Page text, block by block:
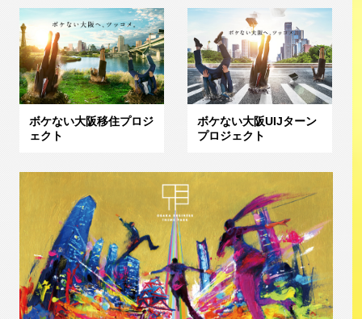
ボケない大阪移住プロジ
ェクト
ボケない大阪UIJターン
プロジェクト